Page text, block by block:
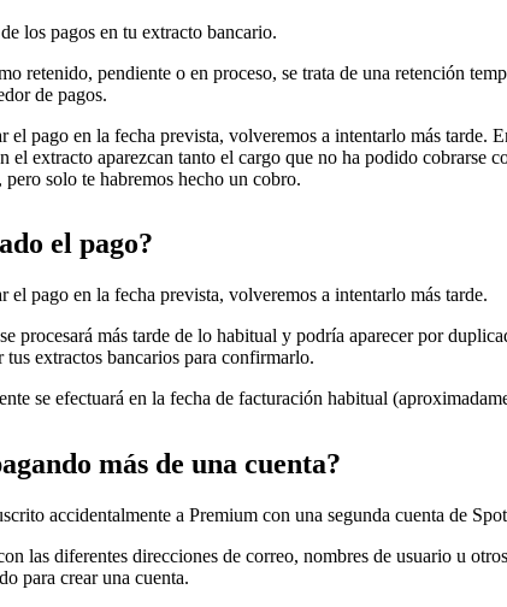
los pagos en tu extracto bancario.
retenido, pendiente o en proceso, se trata de una retención
de pagos.
el pago en la fecha prevista, volveremos a intentarlo más tarde.
el extracto aparezcan tanto el cargo que no ha podido cobrarse
pero solo te habremos hecho un cobro.
el pago?
el pago en la fecha prevista, volveremos a intentarlo más tarde.
procesará más tarde de lo habitual y podría aparecer por
tus extractos bancarios para confirmarlo.
se efectuará en la fecha de facturación habitual
más de una cuenta?
accidentalmente a Premium con una segunda cuenta de
las diferentes direcciones de correo, nombres de usuario u
para crear una cuenta.